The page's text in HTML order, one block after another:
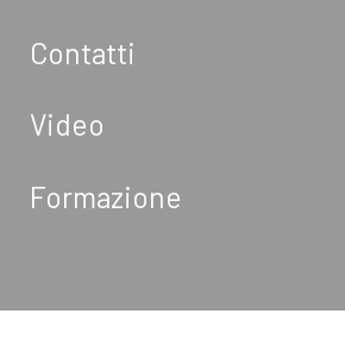
Contatti
Video
Formazione